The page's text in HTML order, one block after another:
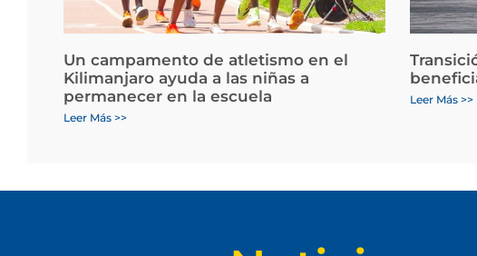
Un campamento de atletismo en el
Kilimanjaro ayuda a las niñas a
permanecer en la escuela
Leer Más >>
Leer Más >>